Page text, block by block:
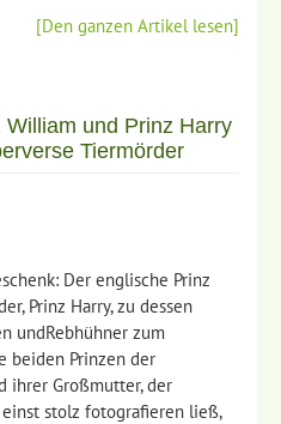
[Den ganzen Artikel lesen]
und Prinz Harry
Tiermörder
Der englische Prinz
Prinz Harry, zu dessen
undRebhühner zum
beiden Prinzen der
ihrer Großmutter, der
stolz fotografieren ließ,